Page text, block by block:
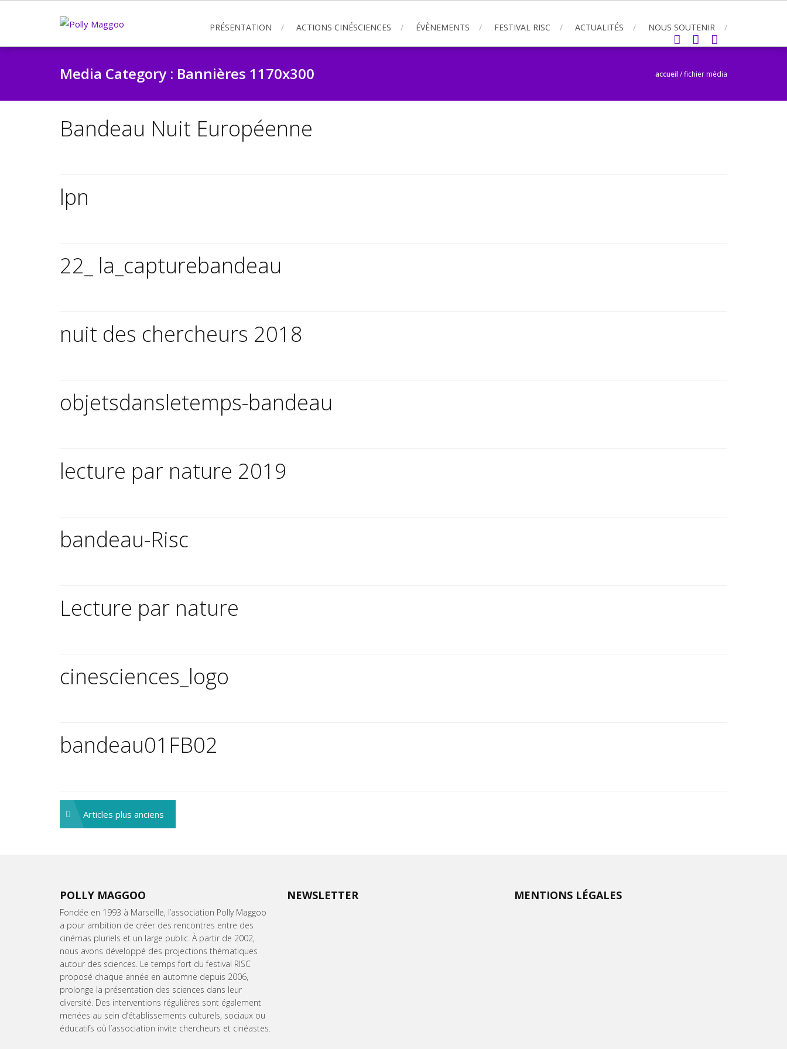
PRÉSENTATION ACTIONS CINÉSCIENCES ÉVÈNEMENTS FESTIVAL RISC ACTUALITÉS NOUS SOUTENIR
Media Category : Bannières 1170x300 accueil/fichier média
Bandeau Nuit Européenne
lpn
22_ la_capturebandeau
nuit des chercheurs 2018
objetsdansletemps-bandeau
lecture par nature 2019
bandeau-Risc
Lecture par nature
cinesciences_logo
bandeau01FB02
Navigation
des
Articles plus anciens
POLLY MAGGOO
Fondée en 1993 à Marseille, l’association Polly Maggoo
a pour ambition de créer des rencontres entre des
cinémas pluriels et un large public. À partir de 2002,
nous avons développé des projections thématiques
autour des sciences. Le temps fort du festival RISC
proposé chaque année en automne depuis 2006,
prolonge la présentation des sciences dans leur
diversité. Des interventions régulières sont également
menées au sein d’établissements culturels, sociaux ou
éducatifs où l’association invite chercheurs et cinéastes.
NEWSLETTER MENTIONS LÉGALES